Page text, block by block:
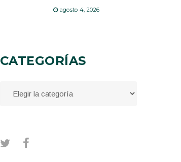
agosto 4, 2026
CATEGORÍAS